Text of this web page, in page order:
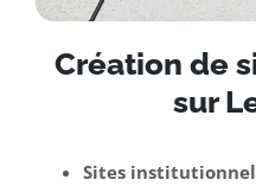
Création de
sur
Sites